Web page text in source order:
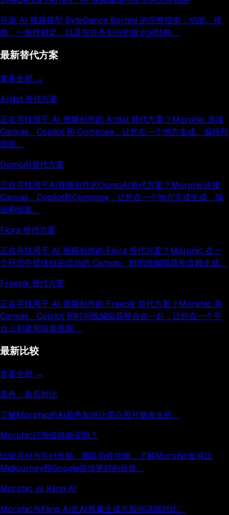
开源 AI 视频模型 ByteDance Bernini 的完整指南：功能、规
格、一致性锁定，以及按任务划分的提示词结构。
最新替代方案
查看全部 →
Artlist 替代方案
正在寻找用于 AI 视频创作的 Artlist 替代方案？Morphic 连接
Canvas、Copilot 和 Compose，让您在一个地方生成、编辑和
组装。
DomoAI替代方案
正在寻找用于AI视频创作的DomoAI替代方案？Morphic连接
Canvas、Copilot和Compose，让您在一个地方完成生成、编
辑和组装。
Flora 替代方案
正在寻找用于 AI 视频创作的 Flora 替代方案？Morphic 在一
个环境中提供自由流动的 Canvas、时间线编辑器和音频生成。
Freepik 替代方案
正在寻找用于 AI 视频创作的 Freepik 替代方案？Morphic 将
Canvas、Copilot 和时间线编辑器整合在一起，让您在一个平
台上创建和组装视频。
最新比较
查看全部 →
着色：前后对比
了解Morphic的AI着色如何让黑白照片焕发生机。
Morphic订阅值得购买吗？
比较月付与年付价格、团队协作功能，了解Morphic如何比
Midjourney和Google提供更好的价值。
Morphic vs Kling AI
Morphic与Kling AI在AI视频生成方面的详细对比。